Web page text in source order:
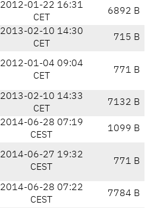
2012-01-22 16:31
CET
6892 B
2013-02-10 14:30
CET
715 B
2012-01-04 09:04
CET
771 B
2013-02-10 14:33
CET
7132 B
2014-06-28 07:19
CEST
1099 B
2014-06-27 19:32
CEST
771 B
2014-06-28 07:22
CEST
7784 B